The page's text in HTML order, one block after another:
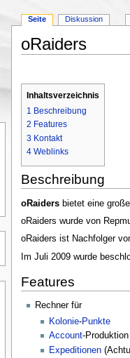
oRaiders
Inhaltsverzeichnis
1 Beschreibung
2 Features
3 Kontakt
4 Weblinks
Beschreibung
oRaidersbietet eine
oRaiders wurde von
oRaiders ist Nachfolger
Im Juli 2009 wurde
Features
Rechner für
Kolonie-Punkte
Account-Produktion
Expeditionen
Seite Diskussion